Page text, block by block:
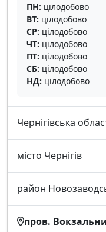
ПН: цілодобово
ВТ: цілодобово
СР: цілодобово
ЧТ: цілодобово
ПТ: цілодобово
СБ: цілодобово
НД: цілодобово
Чернігівська
місто Чернігів
район
пров.